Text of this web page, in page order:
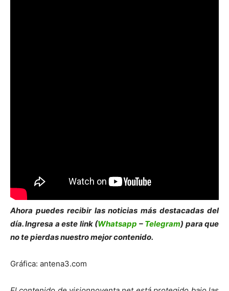
Ahora puedes recibir las noticias más destacadas del
día. Ingresa a este link (Whatsapp – Telegram) para que
no te pierdas nuestro mejor contenido.
Gráfica: antena3.com